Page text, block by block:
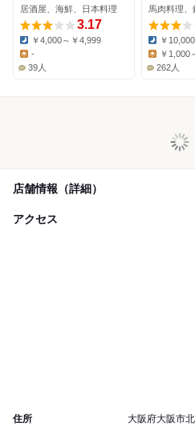
居酒屋、海鮮、日本料理
3.17
Dinner:
￥4,000～￥4,999
Lunch:
-
39人
馬肉料理、
Dinner:
￥
￥1,000
262人
店舗情報（詳細）
アクセス
住所 大阪府大阪市